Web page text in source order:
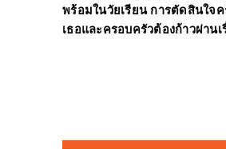
พร้อมในวัยเรียน การตัดสินใจ
เธอและครอบครัวต้องก้าวผ่าน